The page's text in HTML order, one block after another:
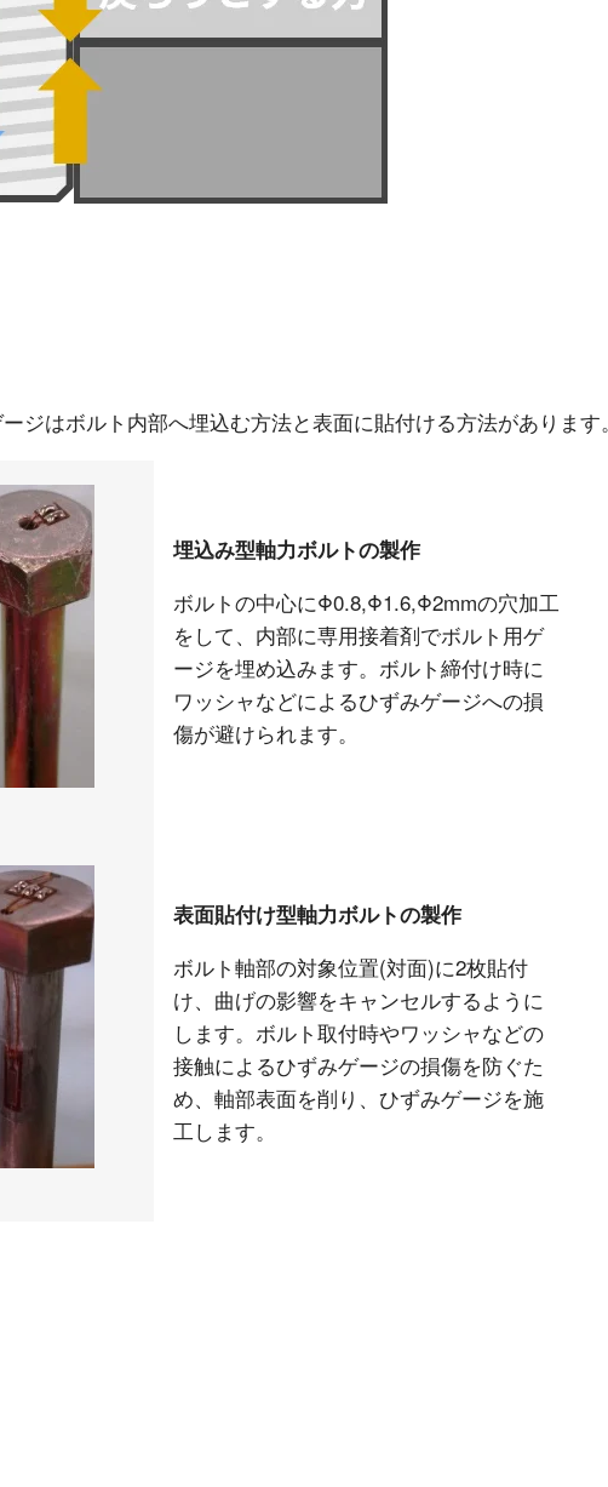
ジはボルト内部へ埋込む方法と表面に貼付ける方法があります。
埋込み型軸力ボルトの製作
ボルトの中心にΦ0.8,Φ1.6,Φ2mmの穴加工
をして、内部に専用接着剤でボルト用ゲ
ージを埋め込みます。ボルト締付け時に
ワッシャなどによるひずみゲージへの損
傷が避けられます。
表面貼付け型軸力ボルトの製作
ボルト軸部の対象位置(対面)に2枚貼付
け、曲げの影響をキャンセルするように
します。ボルト取付時やワッシャなどの
接触によるひずみゲージの損傷を防ぐた
め、軸部表面を削り、ひずみゲージを施
工します。